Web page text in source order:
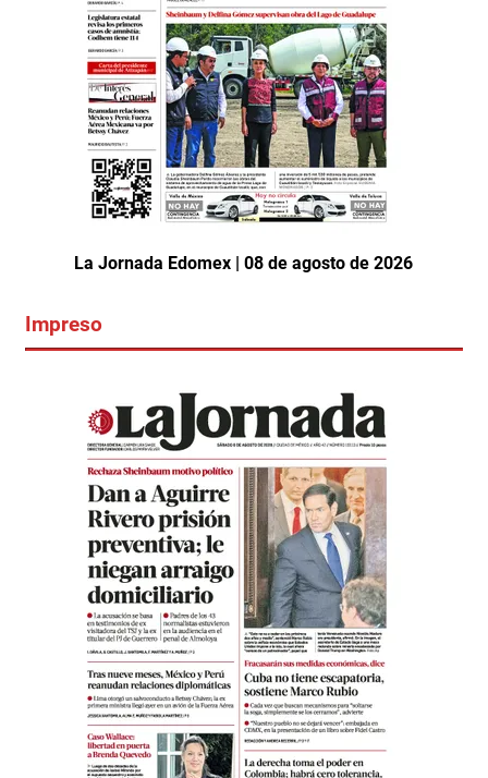
La Jornada Edomex | 08 de agosto de 2026
Impreso